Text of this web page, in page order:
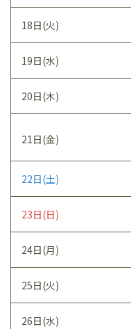
18日(火)
19日(水)
20日(木)
21日(金)
22日(土)
23日(日)
24日(月)
25日(火)
26日(水)